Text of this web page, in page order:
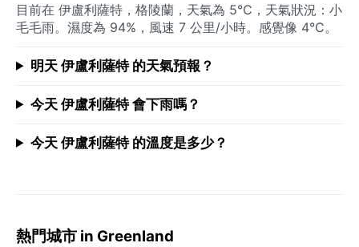
目前在 伊盧利薩特，格陵蘭，天氣為 5°C，天氣狀況：小
毛毛雨。濕度為 94%，風速 7 公里/小時。感覺像 4°C。
明天 伊盧利薩特 的天氣預報？
今天 伊盧利薩特 會下雨嗎？
今天 伊盧利薩特 的溫度是多少？
熱門城市 in Greenland